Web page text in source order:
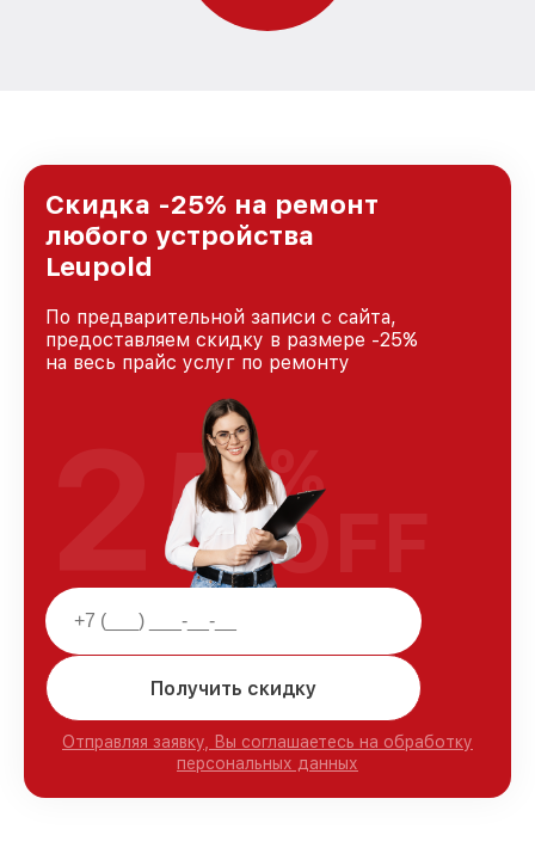
Скидка -25% на ремонт
любого устройства
Leupold
По предварительной записи с сайта,
предоставляем скидку в размере -25%
на весь прайс услуг по ремонту
Получить скидку
Отправляя заявку, Вы соглашаетесь на обработку
персональных данных
25%
OFF